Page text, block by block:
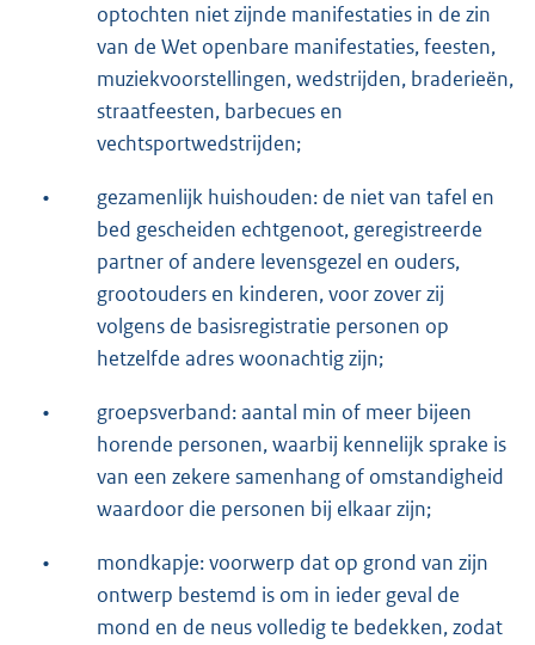
optochten niet zijnde manifestaties in de zin
van de Wet openbare manifestaties, feesten,
muziekvoorstellingen, wedstrijden, braderieën,
straatfeesten, barbecues en
vechtsportwedstrijden;
•
gezamenlijk huishouden: de niet van tafel en
bed gescheiden echtgenoot, geregistreerde
partner of andere levensgezel en ouders,
grootouders en kinderen, voor zover zij
volgens de basisregistratie personen op
hetzelfde adres woonachtig zijn;
•
groepsverband: aantal min of meer bijeen
horende personen, waarbij kennelijk sprake is
van een zekere samenhang of omstandigheid
waardoor die personen bij elkaar zijn;
•
mondkapje: voorwerp dat op grond van zijn
ontwerp bestemd is om in ieder geval de
mond en de neus volledig te bedekken, zodat